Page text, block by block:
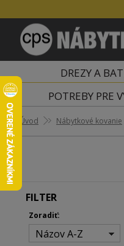
DREZY A
POTREBY PRE
Úvod Nábytkové kovanie
FILTER
Zoradiť:
Názov A-Z